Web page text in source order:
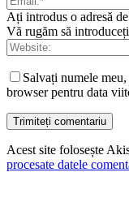
Ați introdus o adresă
Vă rugăm să
Salvați numele
browser pentru data
Acest site folosește
procesate datele